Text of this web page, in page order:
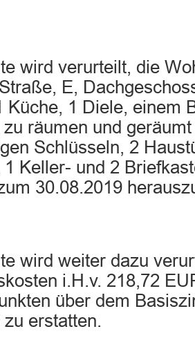
wird verurteilt, die
E,
Küche, 1 Diele, einem
zu räumen und
Schlüsseln, 2
Keller- und 2
30.08.2019
wird weiter dazu
i.H.v. 218,72
über dem
erstatten.